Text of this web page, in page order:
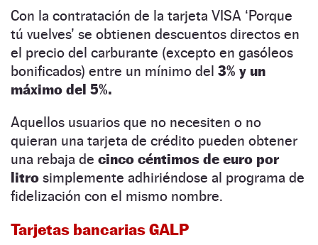
Con la contratación de la tarjeta VISA ‘Porque
tú vuelves’ se obtienen descuentos directos en
el precio del carburante (excepto en gasóleos
bonificados) entre un mínimo del 3% y un
máximo del 5%.
Aquellos usuarios que no necesiten o no
quieran una tarjeta de crédito pueden obtener
una rebaja de cinco céntimos de euro por
litro simplemente adhiriéndose al programa de
fidelización con el mismo nombre.
Tarjetas bancarias GALP